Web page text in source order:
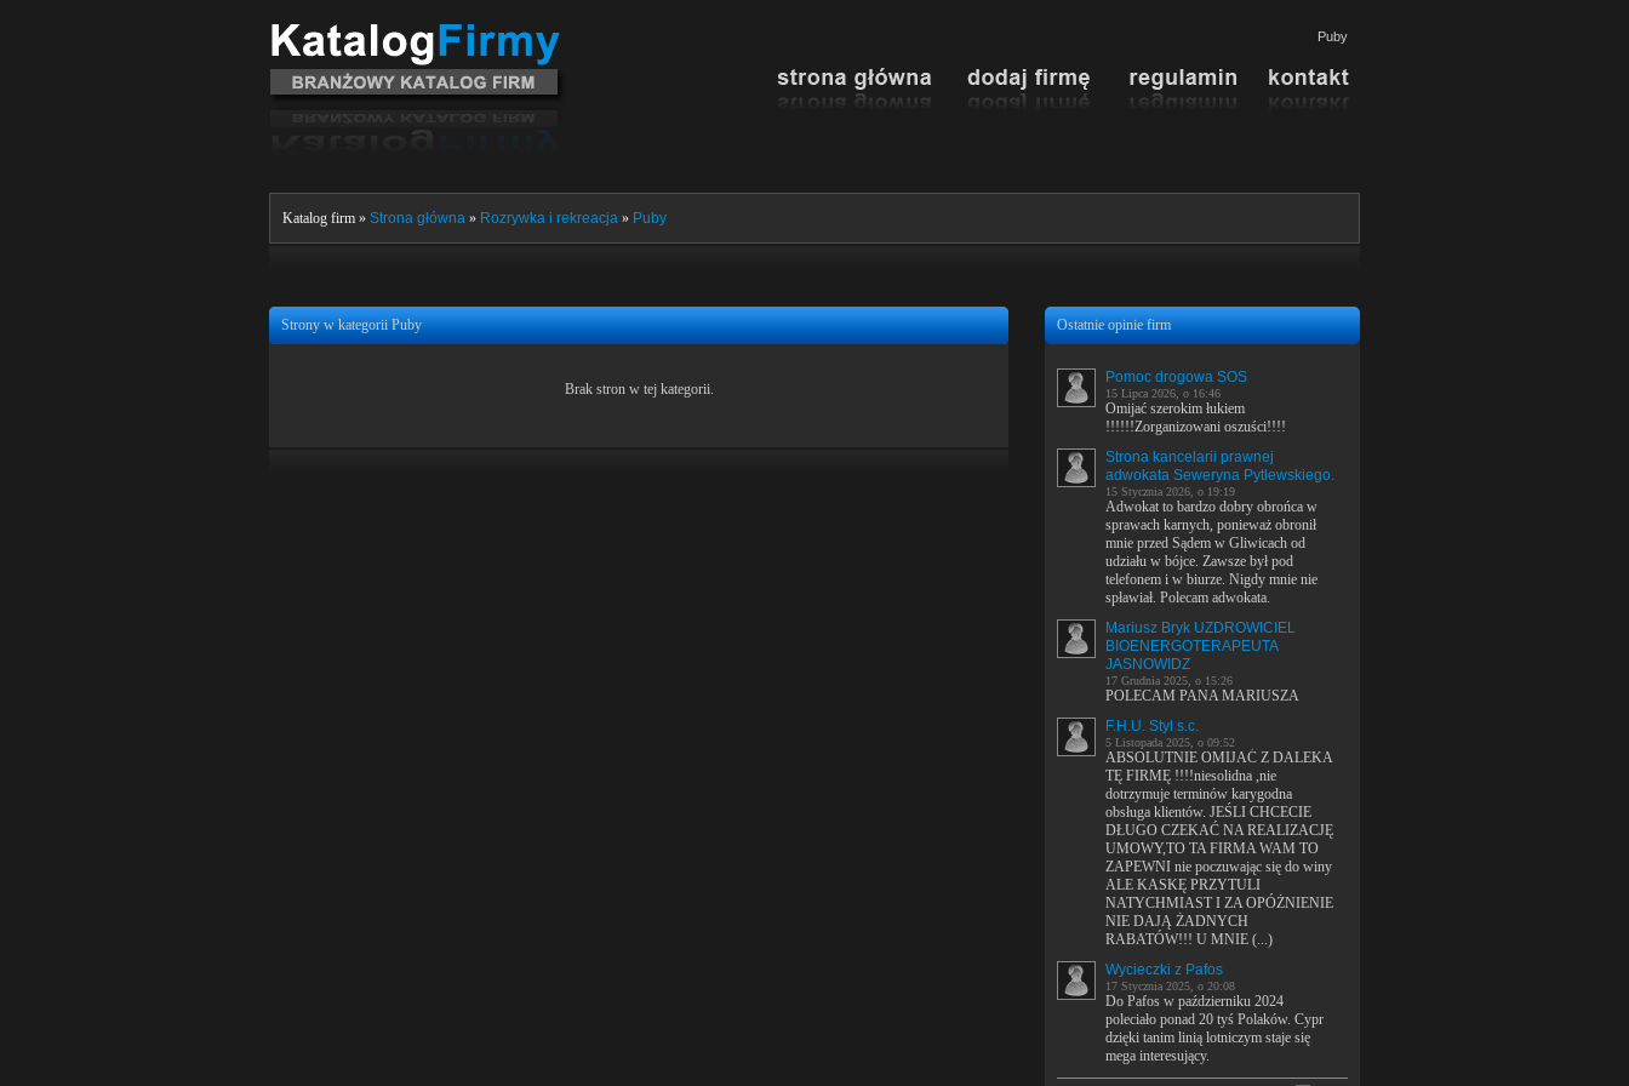
Puby
Katalog firm » Strona główna » Rozrywka i rekreacja » Puby
Strony w kategorii Puby
Brak stron w tej kategorii.
Ostatnie opinie firm
Pomoc drogowa SOS
15 Lipca 2026, o 16:46
Omijać szerokim łukiem
!!!!!!Zorganizowani oszuści!!!!
Strona kancelarii prawnej
adwokata Seweryna Pytlewskiego.
15 Stycznia 2026, o 19:19
Adwokat to bardzo dobry obrońca w
sprawach karnych, ponieważ obronił
mnie przed Sądem w Gliwicach od
udziału w bójce. Zawsze był pod
telefonem i w biurze. Nigdy mnie nie
spławiał. Polecam adwokata.
Mariusz Bryk UZDROWICIEL
BIOENERGOTERAPEUTA
JASNOWIDZ
17 Grudnia 2025, o 15:26
POLECAM PANA MARIUSZA
F.H.U. Styl s.c.
5 Listopada 2025, o 09:52
ABSOLUTNIE OMIJAĆ Z DALEKA
TĘ FIRMĘ !!!!niesolidna ,nie
dotrzymuje terminów karygodna
obsługa klientów. JEŚLI CHCECIE
DŁUGO CZEKAĆ NA REALIZACJĘ
UMOWY,TO TA FIRMA WAM TO
ZAPEWNI nie poczuwając się do winy
ALE KASKĘ PRZYTULI
NATYCHMIAST I ZA OPÓŻNIENIE
NIE DAJĄ ŻADNYCH
RABATÓW!!! U MNIE (...)
Wycieczki z Pafos
17 Stycznia 2025, o 20:08
Do Pafos w październiku 2024
poleciało ponad 20 tyś Polaków. Cypr
dzięki tanim linią lotniczym staje się
mega interesujący.